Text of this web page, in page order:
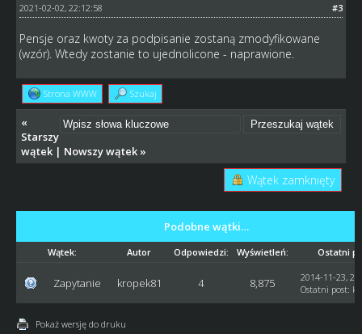
#3
2021-02-02, 22:12:58
Pensje oraz kwoty za podpisanie zostaną zmodyfikowane
(wzór). Wtedy zostanie to ujednolicone - naprawione.
Strona WWW Szukaj
«
Starszy
wątek| Nowszy wątek»
Wątek zamknięty
Podobne wątki…
Wątek: Autor Odpowiedzi: Wyświetleń: Ostatni
Zapytanie kropek81 4 8,875
2014-11-23,
Ostatni post:
Pokaż wersję do druku